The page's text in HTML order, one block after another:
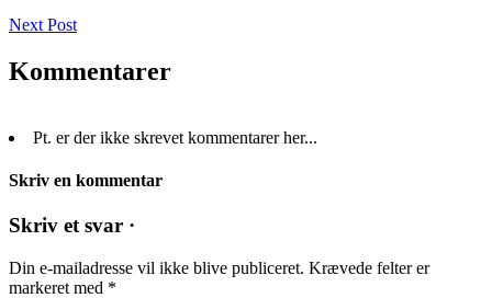
Next Post
Kommentarer
Pt. er der ikke skrevet kommentarer her...
Skriv en kommentar
Skriv et svar ·
Din e-mailadresse vil ikke blive publiceret. Krævede felter er
markeret med *